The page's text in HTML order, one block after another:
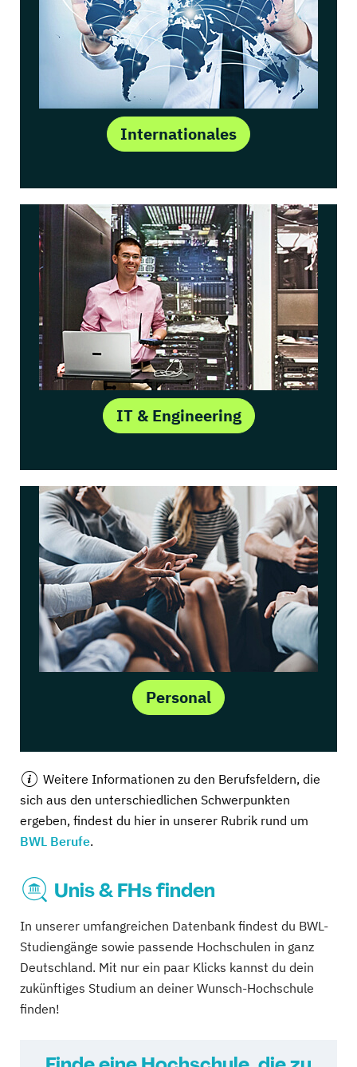
Internationales
IT & Engineering
Personal
Weitere Informationen zu den Berufsfeldern, die
sich aus den unterschiedlichen Schwerpunkten
ergeben, findest du hier in unserer Rubrik rund um
BWL Berufe.
Unis & FHs finden
In unserer umfangreichen Datenbank findest du BWL-
Studiengänge sowie passende Hochschulen in ganz
Deutschland. Mit nur ein paar Klicks kannst du dein
zukünftiges Studium an deiner Wunsch-Hochschule
finden!